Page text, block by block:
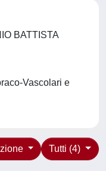
BATTISTA
Vascolari e
Tutti (4)